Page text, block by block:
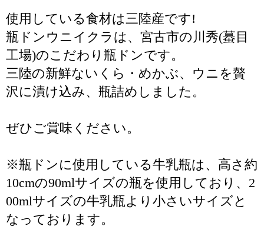
使用している食材は三陸産です!
瓶ドンウニイクラは、宮古市の川秀(蟇目
工場)のこだわり瓶ドンです。
三陸の新鮮ないくら・めかぶ、ウニを贅
沢に漬け込み、瓶詰めしました。
ぜひご賞味ください。
※瓶ドンに使用している牛乳瓶は、高さ約
10cmの90mlサイズの瓶を使用しており、2
00mlサイズの牛乳瓶より小さいサイズと
なっております。